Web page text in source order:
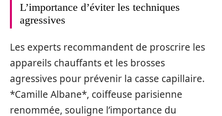
L’importance d’éviter les techniques
agressives
Les experts recommandent de proscrire les
appareils chauffants et les brosses
agressives pour prévenir la casse capillaire.
*Camille Albane*, coiffeuse parisienne
renommée, souligne l’importance du